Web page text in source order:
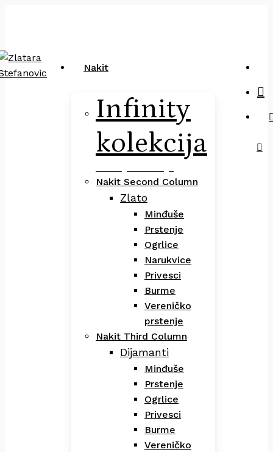
content
Nakit
Infinity
kolekcija
Nakit Second Column
Zlato
Minđuše
Prstenje
Ogrlice
Narukvice
Privesci
Burme
Vereničko
prstenje
Nakit Third Column
Dijamanti
Minđuše
Prstenje
Ogrlice
Privesci
Burme
Vereničko